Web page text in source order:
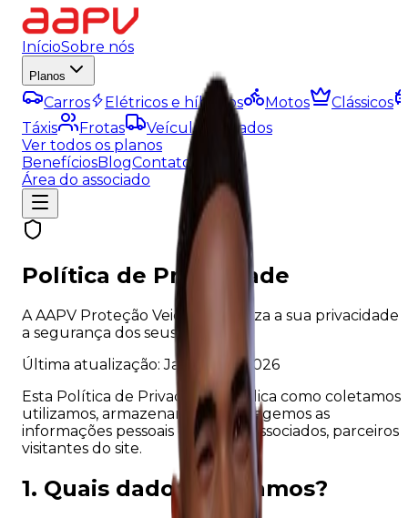
InícioSobre nós
Planos
Carros Elétricos e híbridos Motos
Clássicos
Táxis
Frotas
Veículos Pesados
Ver todos os planos
BenefíciosBlogContato
Área do associado
Política de Privacidade
A AAPV Proteção Veicular valoriza a sua privacidade
a segurança dos seus dados.
Última atualização: Janeiro de 2026
Esta Política de Privacidade explica como coletamos,
utilizamos, armazenamos e protegemos as
informações pessoais de nossos associados, parceiros
visitantes do site.
1. Quais dados coletamos?